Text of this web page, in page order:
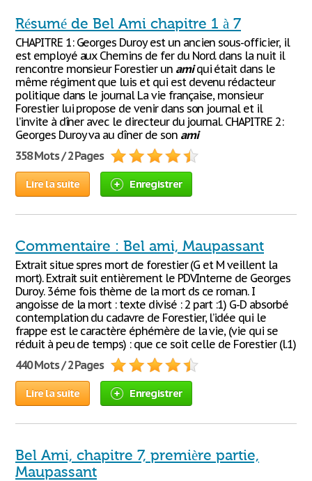
Résumé de Bel Ami chapitre 1 à 7
CHAPITRE 1: Georges Duroy est un ancien sous-officier, il
est employé aux Chemins de fer du Nord. dans la nuit il
rencontre monsieur Forestier un amiqui était dans le
même régiment que luis et qui est devenu rédacteur
politique dans le journal La vie française, monsieur
Forestier lui propose de venir dans son journal et il
l’invite à dîner avec le directeur du journal. CHAPITRE 2:
Georges Duroy va au dîner de son ami
358 Mots / 2 Pages
Lire la suite Enregistrer
Commentaire : Bel ami, Maupassant
Extrait situe spres mort de forestier (G et M veillent la
mort). Extrait suit entièrement le PDVInterne de Georges
Duroy. 3éme fois thème de la mort ds ce roman. I
angoisse de la mort : texte divisé : 2 part :1) G-D absorbé
contemplation du cadavre de Forestier, l’idée qui le
frappe est le caractère éphémère de la vie, (vie qui se
réduit à peu de temps) : que ce soit celle de Forestier (l.1)
440 Mots / 2 Pages
Lire la suite Enregistrer
Bel Ami, chapitre 7, première partie,
Maupassant